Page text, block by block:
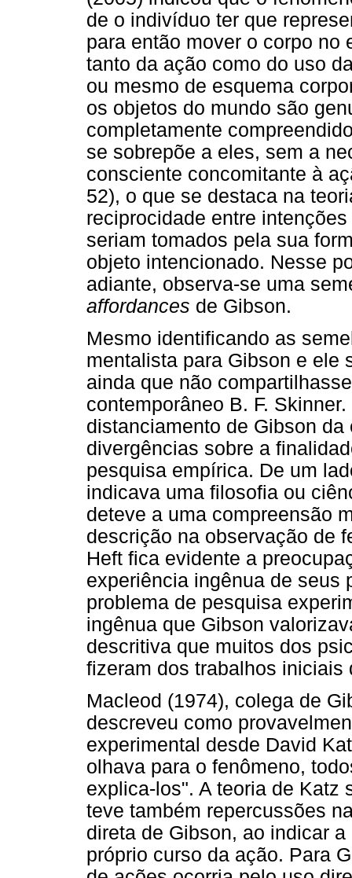
de o indivíduo ter que
para então mover o corpo no
tanto da ação como do uso
ou mesmo de esquema
os objetos do mundo são
completamente
se sobrepõe a eles, sem a
consciente concomitante à
52), o que se destaca na
reciprocidade entre
seriam tomados pela sua
objeto intencionado. Nesse
adiante, observa-se uma
affordances de Gibson.
Mesmo identificando as
mentalista para Gibson e ele
ainda que não
contemporâneo B. F.
distanciamento de Gibson
divergências sobre a
pesquisa empírica. De um
indicava uma filosofia ou
deteve a uma compreensão
descrição na observação de
Heft fica evidente a
experiência ingênua de seus
problema de pesquisa
ingênua que Gibson
descritiva que muitos dos
fizeram dos trabalhos iniciais
Macleod (1974), colega de
descreveu como
experimental desde David
olhava para o fenômeno,
explica-los". A teoria de Katz
teve também repercussões
direta de Gibson, ao indicar
próprio curso da ação. Para